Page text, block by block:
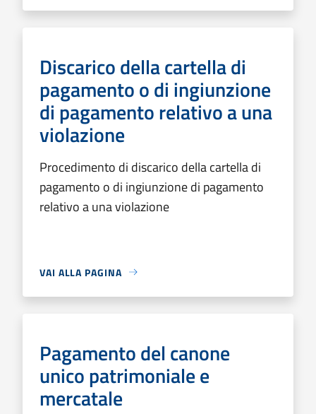
Discarico della cartella di
pagamento o di ingiunzione
di pagamento relativo a una
violazione
Procedimento di discarico della cartella di
pagamento o di ingiunzione di pagamento
relativo a una violazione
VAI ALLA PAGINA
Pagamento del canone
unico patrimoniale e
mercatale